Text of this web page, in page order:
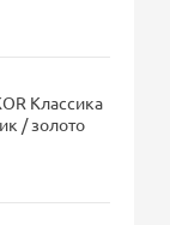
Классика
/ золото